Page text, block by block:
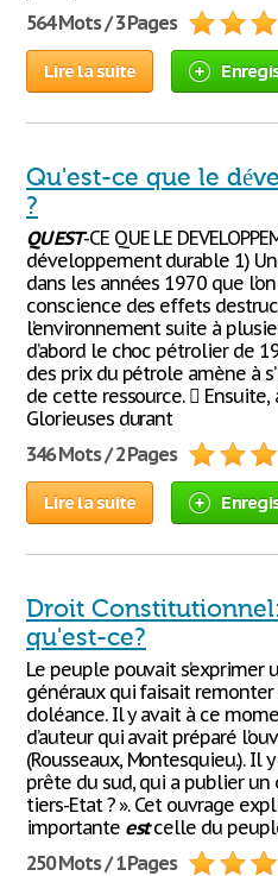
564 Mots / 3 Pages
Lire la suite
Qu'est-ce que le
?
QU’EST-CE QUE LE
développement durable 1)
dans les années 1970 que
conscience des effets
l’environnement suite à
d’abord le choc pétrolier de
des prix du pétrole amène à
de cette ressource. 
Glorieuses durant
346 Mots / 2 Pages
Lire la suite
Droit
qu'est-ce?
Le peuple pouvait s’exprimer
généraux qui faisait
doléance. Il y avait à ce
d’auteur qui avait préparé
(Rousseaux, Montesquieu.). Il
prête du sud, qui a publier un
tiers-Etat ? ». Cet ouvrage
importante estcelle du
250 Mots / 1 Pages